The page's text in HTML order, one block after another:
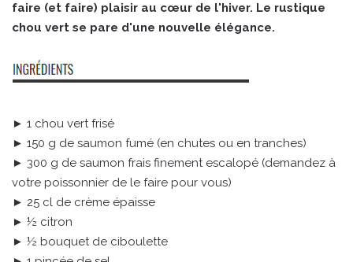
faire (et faire) plaisir au cœur de l'hiver. Le rustique
chou vert se pare d'une nouvelle élégance.
► 1 chou vert frisé
► 150 g de saumon fumé (en chutes ou en tranches)
► 300 g de saumon frais finement escalopé (demandez à
votre poissonnier de le faire pour vous)
► 25 cl de crème épaisse
► ½ citron
► ½ bouquet de ciboulette